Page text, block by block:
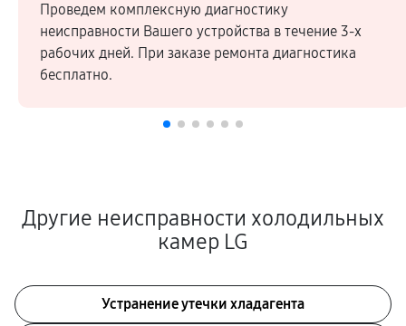
Проведем комплексную диагностику
неисправности Вашего устройства в течение 3-х
рабочих дней. При заказе ремонта диагностика
бесплатно.
Другие неисправности холодильных
камер LG
Устранение утечки хладагента